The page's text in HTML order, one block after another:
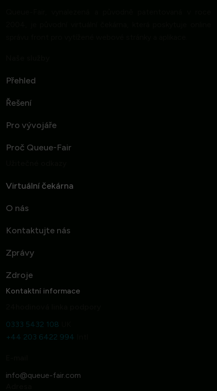
Přehled
Řešení
Pro vývojáře
Proč Queue-Fair
Virtuální čekárna
O nás
Kontaktujte nás
Zprávy
Zdroje
Kontaktní informace
0333 5432 108
+44 203 6422 994